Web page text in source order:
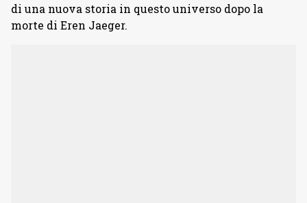
di una nuova storia in questo universo dopo la
morte di Eren Jaeger.